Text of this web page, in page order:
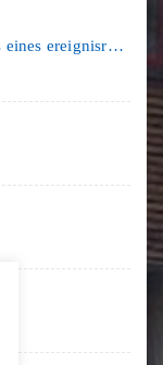
Schulfest am HSG: Gelungener Abschluss eines ereignisreichen Schuljahres